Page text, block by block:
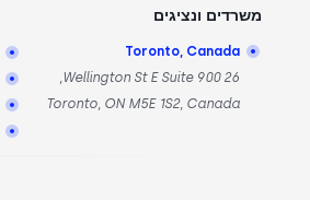
משרדים ונציגים
Toronto, Canada
26 Wellington St E Suite 900,
Toronto, ON M5E 1S2, Canada